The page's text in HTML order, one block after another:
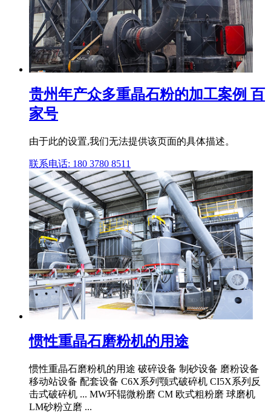
贵州年产众多重晶石粉的加工案例 百
家号
由于此的设置,我们无法提供该页面的具体描述。
联系电话: 180 3780 8511
惯性重晶石磨粉机的用途
惯性重晶石磨粉机的用途 破碎设备 制砂设备 磨粉设备
移动站设备 配套设备 C6X系列颚式破碎机 CI5X系列反
击式破碎机 ... MW环辊微粉磨 CM 欧式粗粉磨 球磨机
LM砂粉立磨 ...